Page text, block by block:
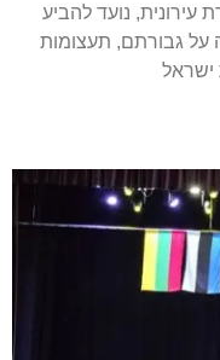
עירונית, נועד להביע
על גבורתם, תעצומות
ישראל